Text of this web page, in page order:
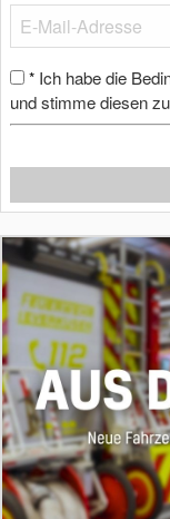
* Ich habe die
und stimme diesen